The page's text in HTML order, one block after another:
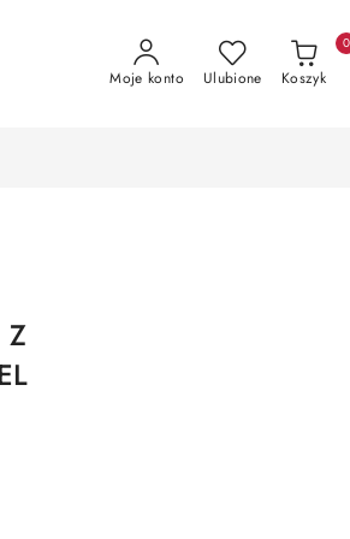
Moje konto Ulubione Koszyk
0
Z